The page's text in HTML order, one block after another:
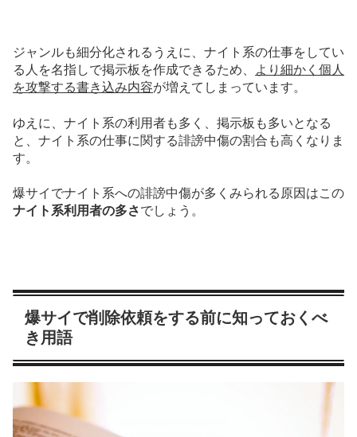
ジャンルも細分化されるうえに、ナイト系の仕事をしてい
る人を名指しで掲示板を作成できるため、
より細かく個人
を攻撃する書き込み内容が増えてしまっています。
ゆえに、ナイト系の利用者も多く、掲示板も多いとなる
と、ナイト系の仕事に関する誹謗中傷の割合も高くなりま
す。
爆サイでナイト系への誹謗中傷が多くみられる原因はこの
ナイト系利用者の多さでしょう。
爆サイで削除依頼をする前に知っておくべ
き用語